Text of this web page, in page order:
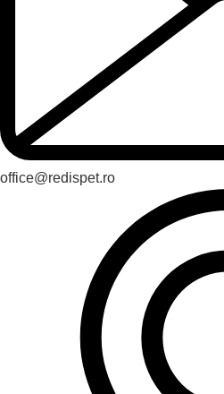
office@redispet.ro